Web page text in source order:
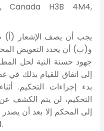
Canada H3B 4M4,
يجب أن يصف الإشعار (أ)
و(ب) أن يحدد التعويض
جهود حسنة النية لحل
التحكيم، لن يتم الكشف
المحكم قرارًا وحكمًا نهائيًا، إن وجد.